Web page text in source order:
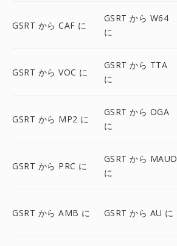
GSRT から CAF に
GSRT から W64
に
GSRT から VOC に
GSRT から TTA
に
GSRT から MP2 に
GSRT から OGA
に
GSRT から PRC に
GSRT から MAUD
に
GSRT から AMB に GSRT から AU に